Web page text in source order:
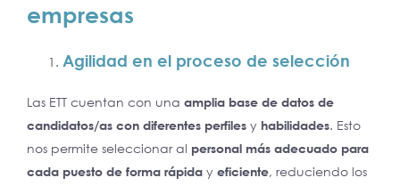
empresas
Agilidad en el proceso de selección
Las ETT cuentan con una amplia base de datos de
candidatos/as con diferentes perfiles y habilidades. Esto
nos permite seleccionar al personal más adecuado para
cada puesto de forma rápida y eficiente, reduciendo los